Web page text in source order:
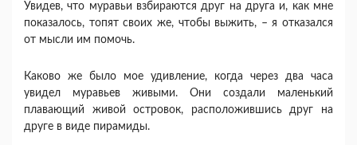
Увидев, что муравьи взбираются друг на друга и, как мне
показалось, топят своих же, чтобы выжить, – я отказался
от мысли им помочь.
Каково же было мое удивление, когда через два часа
увидел муравьев живыми. Они создали маленький
плавающий живой островок, расположившись друг на
друге в виде пирамиды.